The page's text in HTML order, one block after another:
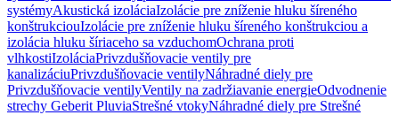
systémyAkustická izoláciaIzolácie pre zníženie hluku šíreného
konštrukciouIzolácie pre zníženie hluku šíreného konštrukciou a
izolácia hluku šíriaceho sa vzduchomOchrana proti
vlhkostiIzoláciaPrivzdušňovacie ventily pre
kanalizáciuPrivzdušňovacie ventilyNáhradné diely pre
Privzdušňovacie ventilyVentily na zadržiavanie energieOdvodnenie
strechy Geberit PluviaStrešné vtokyNáhradné diely pre Strešné